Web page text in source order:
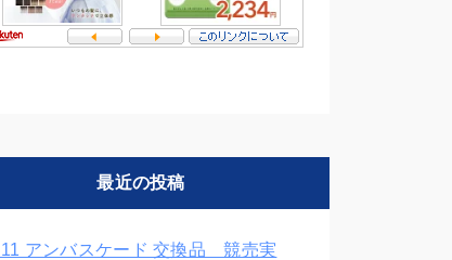
最近の投稿
アンバスケード 交換品 競売実